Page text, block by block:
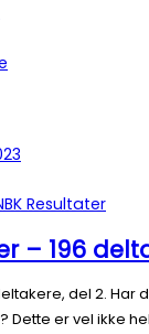
Resultater
– 196
del 2. Har
Dette er vel ikke